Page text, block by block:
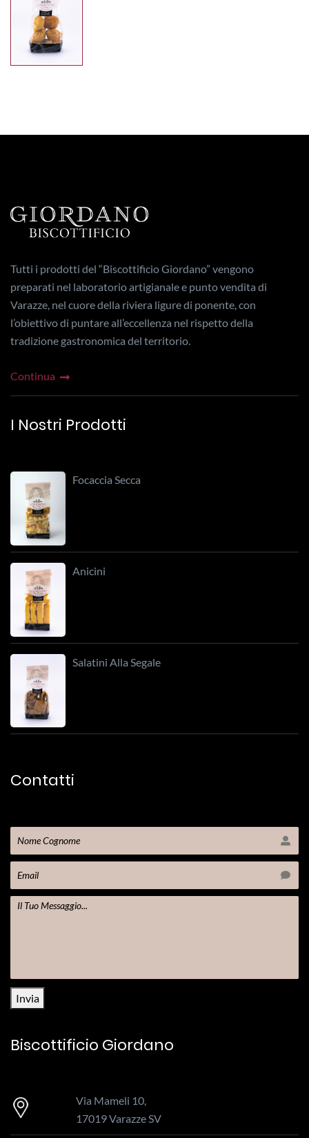
Tutti i prodotti del “Biscottificio Giordano” vengono
preparati nel laboratorio artigianale e punto vendita di
Varazze, nel cuore della riviera ligure di ponente, con
l’obiettivo di puntare all’eccellenza nel rispetto della
tradizione gastronomica del territorio.
Continua
I Nostri Prodotti
Focaccia Secca
Anicini
Salatini Alla Segale
Contatti
Invia
Biscottificio Giordano
Via Mameli 10,
17019 Varazze SV